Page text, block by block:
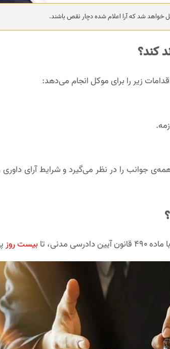
خواهد شد که آرا اعلام شده دچار نقص باشند.
کند؟
زیر را برای موکل انجام می‌دهد:
همه‌ی جوانب را در نظر می‌گیرد و شرایط آرای
تا بیست روز